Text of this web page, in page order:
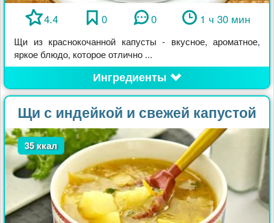
4.4 0 0 1 ч 30 мин
Щи из краснокочанной капусты - вкусное, ароматное,
яркое блюдо, которое отлично ...
Ингредиенты
Щи с индейкой и свежей капустой
35 ккал